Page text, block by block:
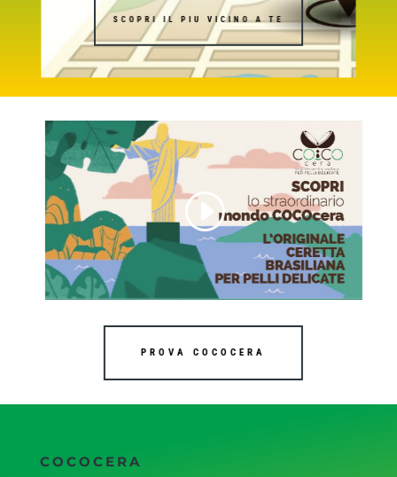
SCOPRI IL PIU VICINO A TE
PROVA COCOCERA
COCOCERA